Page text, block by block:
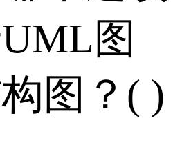
图
图？( )